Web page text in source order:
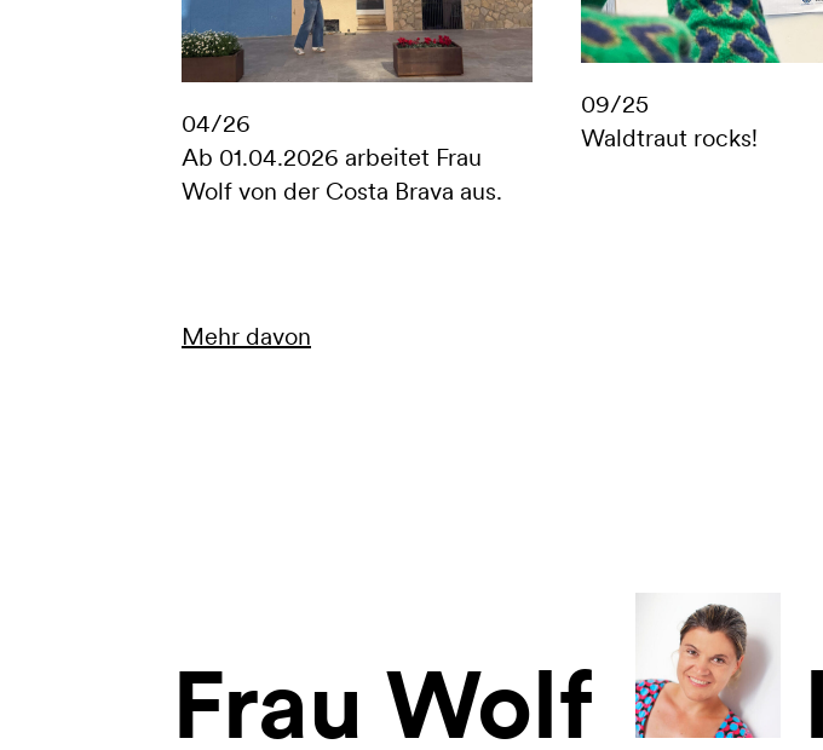
04/26
Ab 01.04.2026 arbeitet Frau
Wolf von der Costa Brava aus.
09/25
Waldtraut rocks!
Mehr davon
Frau Wolf